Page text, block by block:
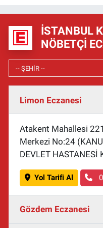
İSTANBUL
NÖBETÇI
Limon Eczanesi
Atakent Mahallesi
Merkezi No:24
DEVLET HASTANESİ
Yol Tarifi Al
Gözdem Eczanesi